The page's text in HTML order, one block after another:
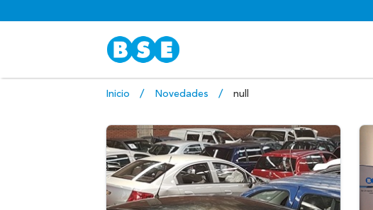
Inicio Novedades null